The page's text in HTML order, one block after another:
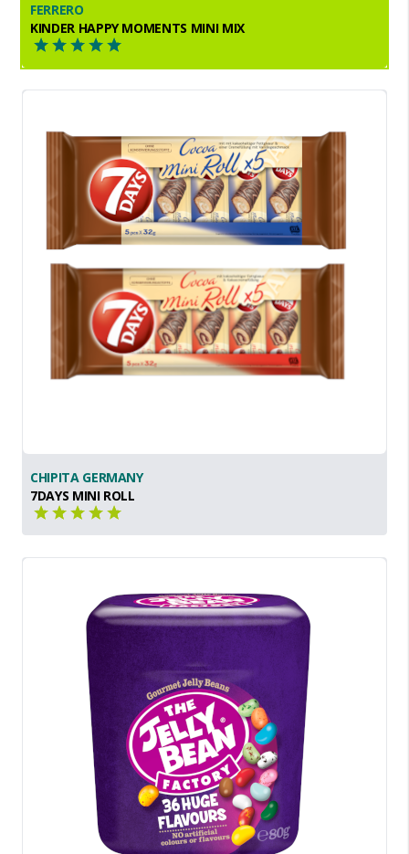
FERRERO
KINDER HAPPY MOMENTS MINI MIX
CHIPITA GERMANY
7DAYS MINI ROLL